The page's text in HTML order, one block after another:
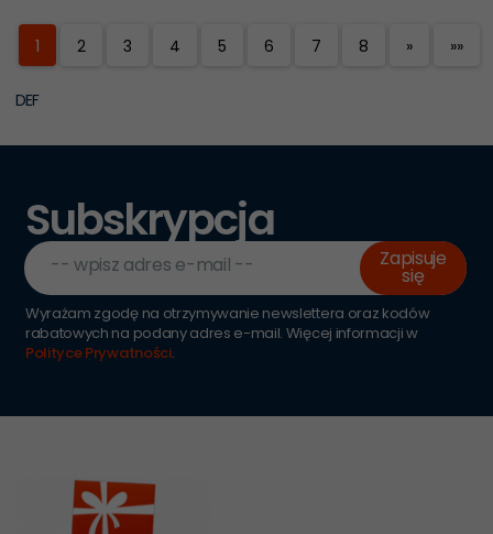
1 2 3 4 5 6 7 8 » »»
DEF
Subskrypcja
-- wpisz adres e-mail -- Zapisuje
się
Wyrażam zgodę na otrzymywanie newslettera oraz kodów
rabatowych na podany adres e-mail. Więcej informacji w
Polityce Prywatności.